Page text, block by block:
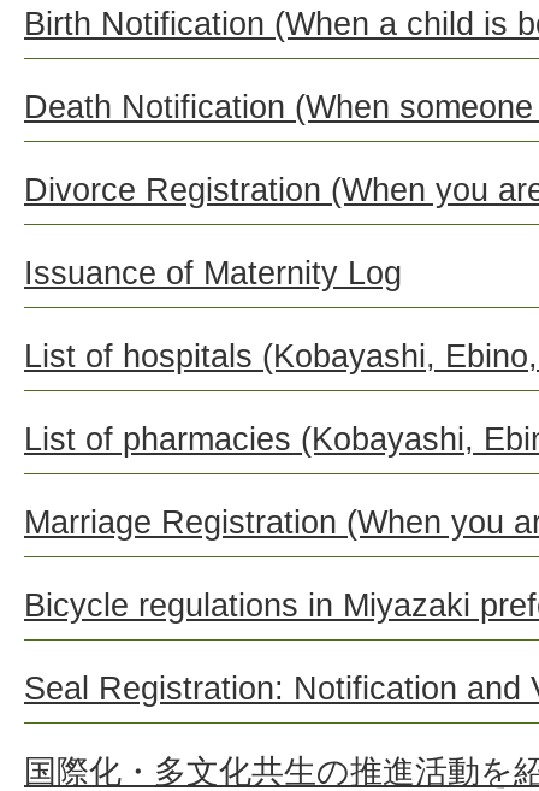
Birth Notification (When a child is
Death Notification (When
Divorce Registration (When you
Issuance of Maternity Log
List of hospitals (Kobayashi,
List of pharmacies (Kobayashi,
Marriage Registration (When you
Bicycle regulations in Miyazaki
Seal Registration: Notification and
国際化・多文化共生の推進活動を